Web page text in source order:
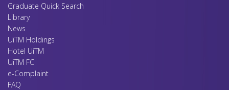
Graduate Quick Search
Library
News
UiTM Holdings
Hotel UiTM
UiTM FC
e-Complaint
FAQ